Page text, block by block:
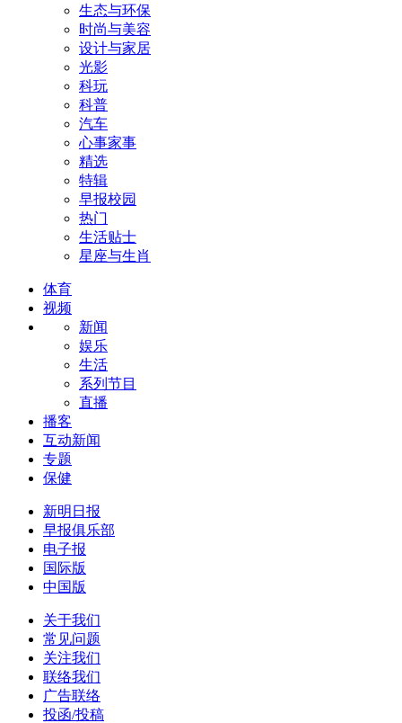
生态与环保
时尚与美容
设计与家居
光影
科玩
科普
汽车
心事家事
精选
特辑
早报校园
热门
生活贴士
星座与生肖
体育
视频
新闻
娱乐
生活
系列节目
直播
播客
互动新闻
专题
保健
新明日报
早报俱乐部
电子报
国际版
中国版
关于我们
常见问题
关注我们
联络我们
广告联络
投函/投稿